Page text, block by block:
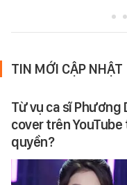
TIN MỚI CẬP NHẬT
Từ vụ ca sĩ Phương
cover trên
quyền?